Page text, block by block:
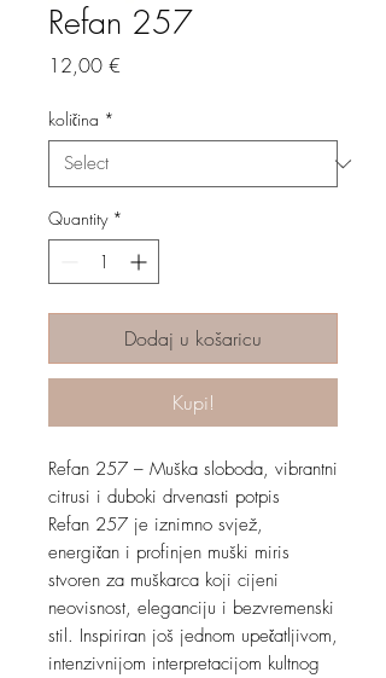
Refan 257
12,00 €
količina *
Quantity *
Dodaj u košaricu
Kupi!
Refan 257 – Muška sloboda, vibrantni
citrusi i duboki drvenasti potpis
Refan 257 je iznimno svjež,
energičan i profinjen muški miris
stvoren za muškarca koji cijeni
neovisnost, eleganciju i bezvremenski
stil. Inspiriran još jednom upečatljivom,
intenzivnijom interpretacijom kultnog